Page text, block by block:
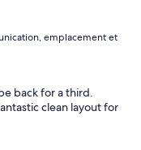
emplacement et
back for a third.
clean layout for